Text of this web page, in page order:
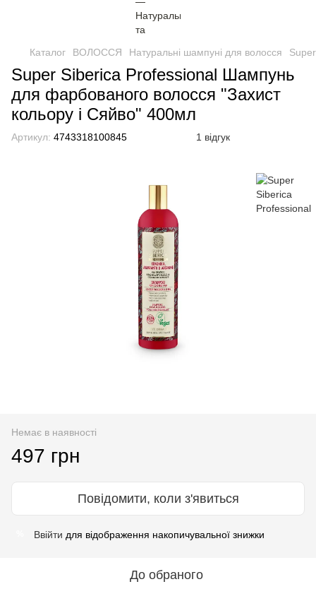
Каталог ВОЛОССЯ Натуральні шампуні для волосся
Super Siberica Professional Шампунь
для фарбованого волосся "Захист
кольору і Сяйво" 400мл
Артикул: 4743318100845 1 відгук
Немає в наявності
497 грн
Повідомити, коли з'явиться
Ввійти для відображення накопичувальної знижки
До обраного